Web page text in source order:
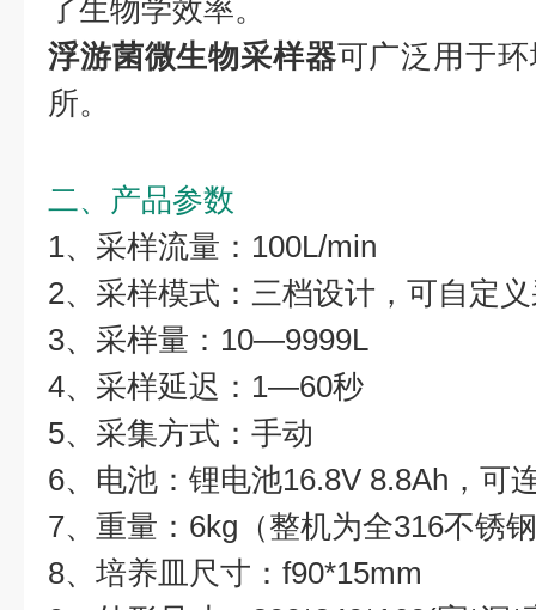
了生物学效率。
浮游菌微生物采样器可广泛用于
所。
二、产品参数
1、采样流量：100L/min
2、采样模式：三档设计，可自定
3、采样量：10—9999L
4、采样延迟：1—60秒
5、采集方式：手动
6、电池：锂电池16.8V 8.8Ah，可
7、重量：6kg（整机为全316不锈
8、培养皿尺寸：f90*15mm